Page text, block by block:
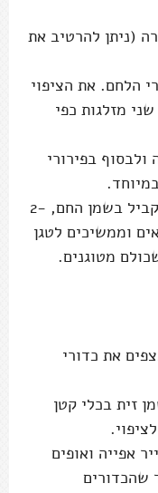
(ניתן להרטיב את
הלחם. את הציפוי
מזלגות כפי
בפירורי
מטגנים עד 4 כדורי פירה במקביל בשמן החם, 2-
וממשיכים לטגן
מטוגנים.
את כדורי
זית בכלי קטן
אפייה ואופים
או עד שהכדורים